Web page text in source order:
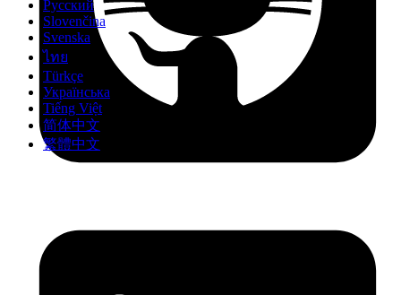
Русский
Slovenčina
Svenska
ไทย
Türkçe
Українська
Tiếng Việt
简体中文
繁體中文